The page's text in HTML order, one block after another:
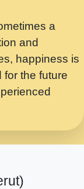
Ji
म कस दत
बहर ज म
जय शयम
a
and
happiness is
for the future